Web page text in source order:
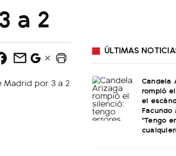
a 2
ÚLTIMAS
Candela
rompió
el
Facundo
"Tengo